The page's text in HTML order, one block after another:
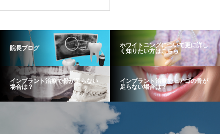
院長ブログ
ホワイトニングについて更に詳し
く知りたい方はこちら
インプラント治療で骨が足らない
場合は？
インプラント治療で上アゴの骨が
足らない場合は？